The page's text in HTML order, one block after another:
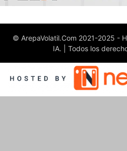
© ArepaVolatil.Com 2021-2025 -
IA. | Todos los